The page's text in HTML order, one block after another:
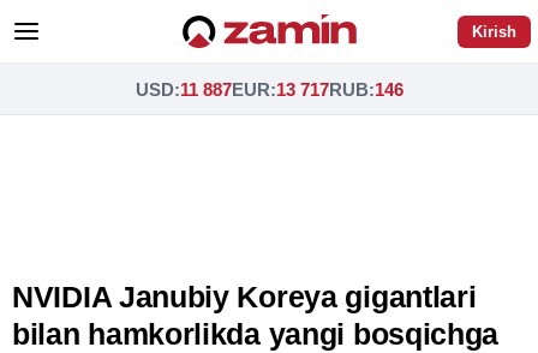
Kirish
USD:11 887EUR:13 717RUB:146
NVIDIA Janubiy Koreya gigantlari
bilan hamkorlikda yangi bosqichga